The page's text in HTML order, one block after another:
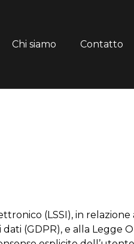
Chi siamo Contatto
(LSSI), in
(GDPR), e alla Legge